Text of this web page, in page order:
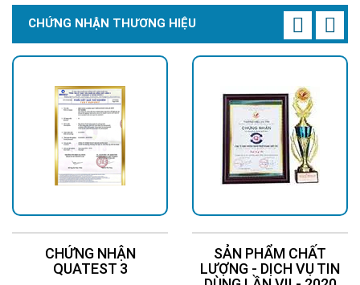
CHỨNG NHẬN THƯƠNG HIỆU
CHỨNG NHẬN
QUATEST 3
SẢN PHẨM CHẤT
LƯỢNG - DỊCH VỤ TIN